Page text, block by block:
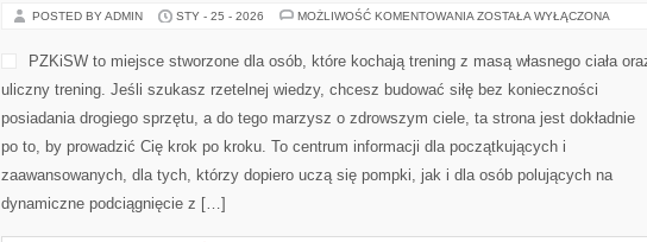
POSTED BY ADMIN STY - 25 - 2026 MOŻLIWOŚĆ KOMENTOWANIA TRENING
ZOSTAŁA WYŁĄCZONA
PZKiSW to miejsce stworzone dla osób, które kochają
trening z masą własnego ciała oraz uliczny trening. Jeśli
szukasz rzetelnej wiedzy, chcesz budować siłę bez
konieczności posiadania drogiego sprzętu, a do tego
marzysz o zdrowszym ciele, ta strona jest dokładnie po
informacji dla początkujących i zaawansowanych, dla tych, którzy dopiero uczą się pompki,